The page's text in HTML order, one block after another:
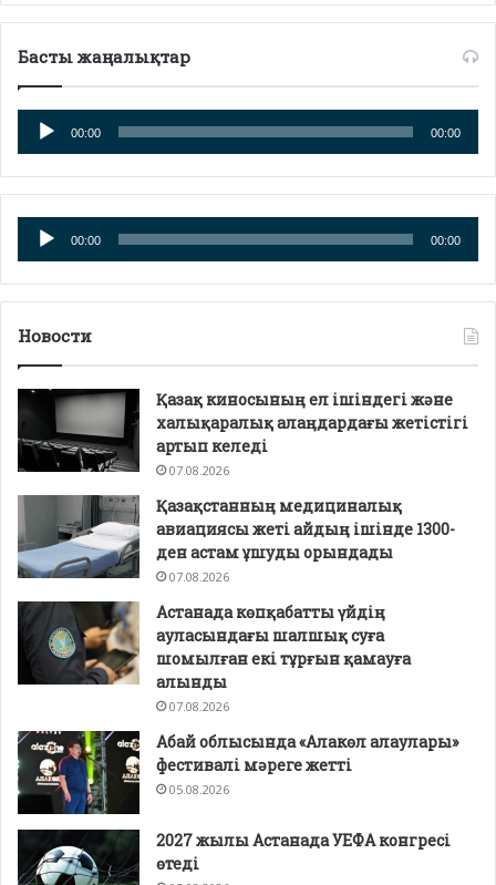
Басты жаңалықтар
Аудио
плейер
00:00 00:00
Аудио
плейер
00:00 00:00
Новости
Қазақ киносының ел ішіндегі және
халықаралық алаңдардағы жетістігі
артып келеді
07.08.2026
Қазақстанның медициналық
авиациясы жеті айдың ішінде 1300-
ден астам ұшуды орындады
07.08.2026
Астанада көпқабатты үйдің
ауласындағы шалшық суға
шомылған екі тұрғын қамауға
алынды
07.08.2026
Абай облысында «Алакөл алаулары»
фестивалі мәреге жетті
05.08.2026
2027 жылы Астанада УЕФА конгресі
өтеді